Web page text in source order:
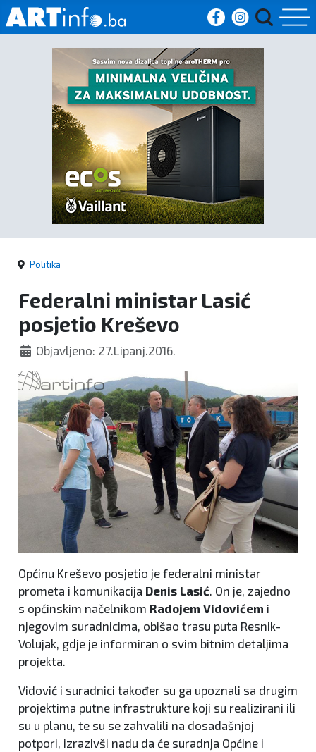
Početna
Vijesti
Sport
Kultura
Crna
kronika
Politika
Zanimljivosti
Politika
Federalni ministar Lasić
posjetio Kreševo
Objavljeno: 27.Lipanj.2016.
Općinu Kreševo posjetio je federalni ministar
prometa i komunikacija Denis Lasić . On je, zajedno
s općinskim načelnikom Radojem Vidovićem i
njegovim suradnicima, obišao trasu puta Resnik-
Volujak, gdje je informiran o svim bitnim detaljima
projekta.
Vidović i suradnici također su ga upoznali sa drugim
projektima putne infrastrukture koji su realizirani ili
su u planu, te su se zahvalili na dosadašnjoj
potpori, izrazivši nadu da će suradnja Općine i